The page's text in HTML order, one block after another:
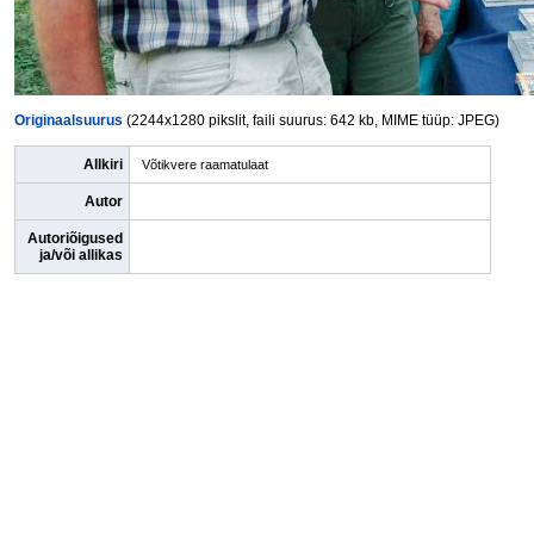
Originaalsuurus (2244x1280 pikslit, faili suurus: 642 kb, MIME tüüp: JPEG)
Allkiri Võtikvere raamatulaat
Autor
Autoriõigused
ja/või allikas